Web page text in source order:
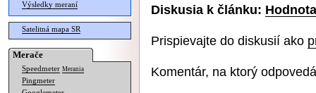
Výsledky meraní
Satelitná mapa SR
Merače
Speedmeter Merania
Pingmeter
Diskusia k článku:
Prispievajte do diskusií ako
Komentár, na ktorý